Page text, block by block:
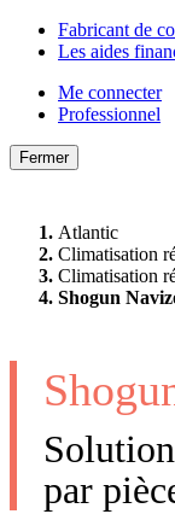
Fabricant de
Les aides
Me connecter
Professionnel
Fermer
Atlantic
Climatisation
Climatisation
Shogun
par